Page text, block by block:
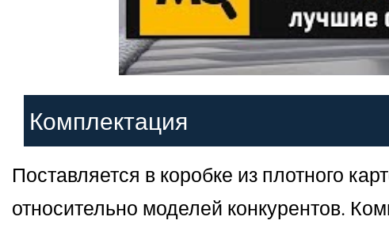
Комплектация
Поставляется в коробке из плотного
относительно моделей конкурентов.